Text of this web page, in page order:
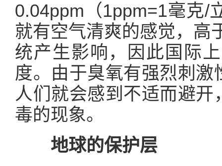
0.04ppm（1ppm=1毫克/
就有空气清爽的感觉，高
统产生影响，因此国际
度。由于臭氧有强烈刺
人们就会感到不适而避
毒的现象。
地球的保护层